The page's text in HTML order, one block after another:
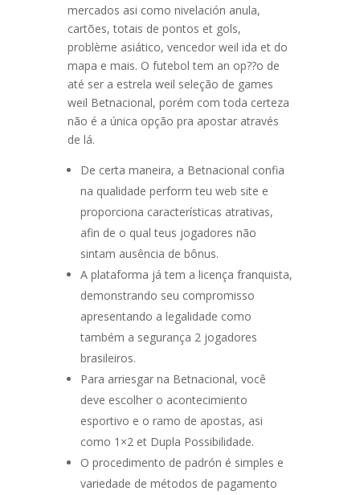
mercados asi como nivelación anula,
cartões, totais de pontos et gols,
problème asiático, vencedor weil ida et do
mapa e mais. O futebol tem an op??o de
até ser a estrela weil seleção de games
weil Betnacional, porém com toda certeza
não é a única opção pra apostar através
de lá.
De certa maneira, a Betnacional confia
na qualidade perform teu web site e
proporciona características atrativas,
afin de o qual teus jogadores não
sintam ausência de bônus.
A plataforma já tem a licença franquista,
demonstrando seu compromisso
apresentando a legalidade como
também a segurança 2 jogadores
brasileiros.
Para arriesgar na Betnacional, você
deve escolher o acontecimiento
esportivo e o ramo de apostas, asi
como 1×2 et Dupla Possibilidade.
O procedimento de padrón é simples e
variedade de métodos de pagamento